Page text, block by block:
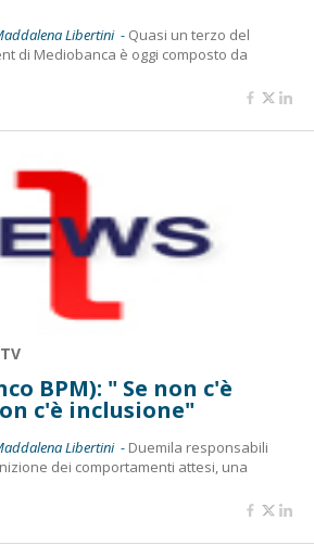
Libertini - Quasi un terzo del
di Mediobanca è oggi composto da
BPM): " Se non c'è
c'è inclusione"
Libertini - Duemila responsabili
dei comportamenti attesi, una